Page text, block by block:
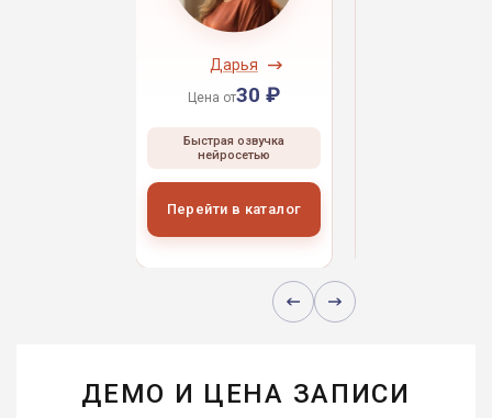
Дарья
Цена от30 ₽
Быстрая озвучка
нейросетью
Перейти в каталог
ДЕМО И ЦЕНА ЗАПИСИ